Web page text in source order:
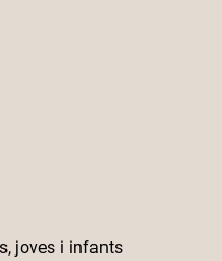
joves i infants